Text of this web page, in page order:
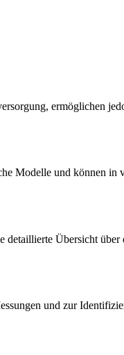
ermöglichen
Modelle und können in
detaillierte Übersicht
und zur